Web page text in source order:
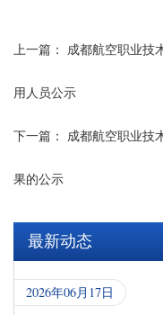
上一篇： 成都航空职业技
用人员公示
下一篇： 成都航空职业技
果的公示
最新动态
2026年06月17日